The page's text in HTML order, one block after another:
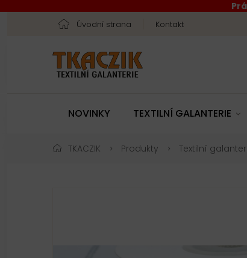
Úvodní strana Kontakt
NOVINKY TEXTILNÍ GALANTERIE
TKACZIK Produkty Textilní